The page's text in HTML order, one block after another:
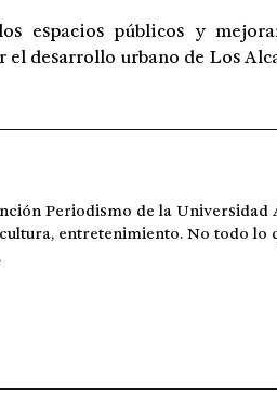
espacios públicos y
el desarrollo urbano de Los
Periodismo de la Universidad
entretenimiento. No todo lo